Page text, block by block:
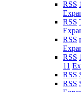
RSS
RSS
RSS
RSS
11
RSS
RSS